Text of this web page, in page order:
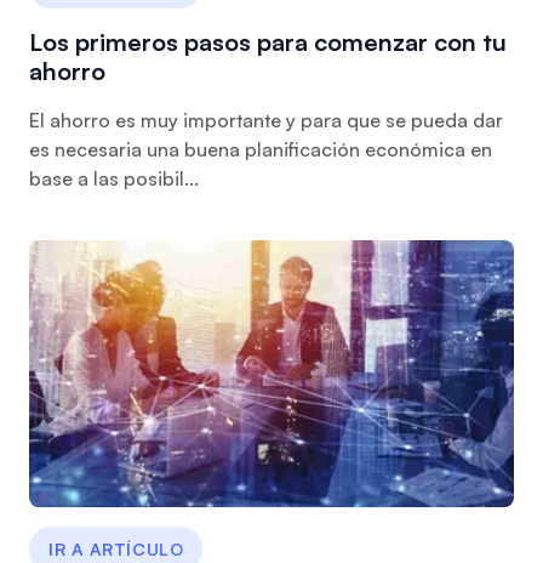
Los primeros pasos para comenzar con tu
ahorro
El ahorro es muy importante y para que se pueda dar
es necesaria una buena planificación económica en
base a las posibil...
IR A ARTÍCULO